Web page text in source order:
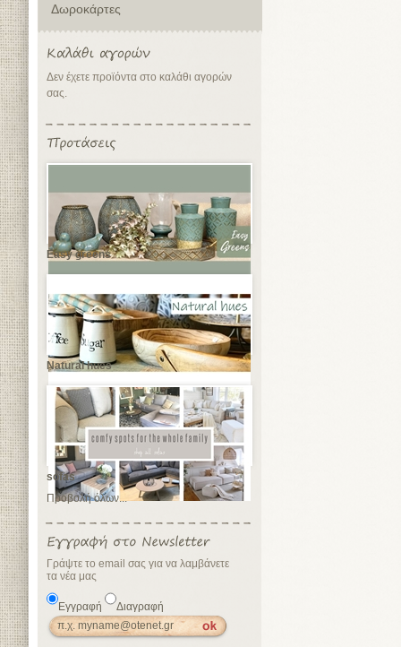
Δωροκάρτες
Δεν έχετε προϊόντα στο καλάθι αγορών
σας.
Easy greens
Natural hues
sofas
Προβολή όλων...
Γράψτε το email σας για να λαμβάνετε
τα νέα μας
Εγγραφή Διαγραφή